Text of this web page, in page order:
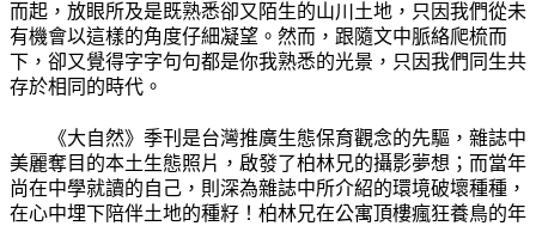
而起，放眼所及是既熟悉卻又陌生的山川土地，只因我們從未
有機會以這樣的角度仔細凝望。然而，跟隨文中脈絡爬梳而
下，卻又覺得字字句句都是你我熟悉的光景，只因我們同生共
存於相同的時代。
《大自然》季刊是台灣推廣生態保育觀念的先驅，雜誌中
美麗奪目的本土生態照片，啟發了柏林兄的攝影夢想；而當年
尚在中學就讀的自己，則深為雜誌中所介紹的環境破壞種種，
在心中埋下陪伴土地的種籽！柏林兄在公寓頂樓瘋狂養鳥的年